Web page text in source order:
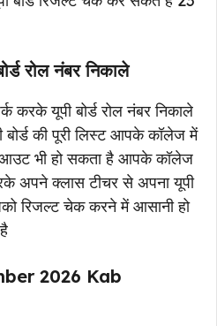
रोल नंबर निकाले
यूपी बोर्ड रोल नंबर निकाले
की पूरी लिस्ट आपके कॉलेज में
आउट भी हो सकता है आपके कॉलेज
अपने क्लास टीचर से अपना यूपी
रिजल्ट चेक करने में आसानी हो
2026 Kab